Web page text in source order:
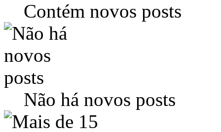
Contém novos posts
Não há novos posts